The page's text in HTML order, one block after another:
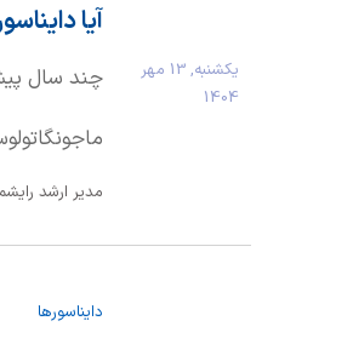
است، چرا
يكشنبه, 13 مهر
1404
آیا
چند سال
فوتی و یک
مدیر ارشد
دایناسورها